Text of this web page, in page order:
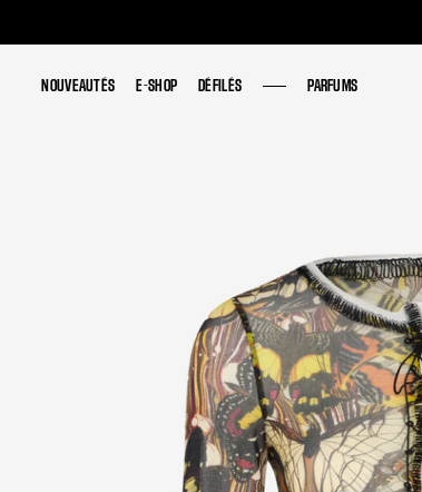
NOUVEAUTÉS E-SHOP DÉFILÉS PARFUMS
NOUVEAUTÉS E-SHOP DÉFILÉS PARFUMS